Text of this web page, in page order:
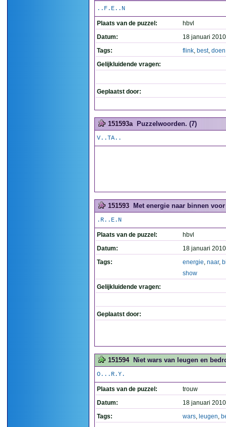
..F.E..N
Plaats van de puzzel:
hbvl
Datum:
18 januari
Tags:
flink, best, doen
Gelijkluidende vragen:
Geplaatst door:
151593a Puzzelwoorden. (7)
V..TA..
151593 Met energie naar binnen
.R..E.N
Plaats van de puzzel:
hbvl
Datum:
18 januari
Tags:
energie, naar,
show
Gelijkluidende vragen:
Geplaatst door:
151594 Niet wars van leugen en
O...R.Y.
Plaats van de puzzel:
trouw
Datum:
18 januari
Tags:
wars, leugen,